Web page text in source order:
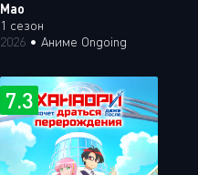
Мао
1 сезон
2026 • Аниме Ongoing
7.3